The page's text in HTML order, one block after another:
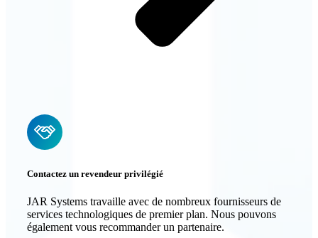
Contactez un revendeur privilégié
JAR Systems travaille avec de nombreux fournisseurs de
services technologiques de premier plan. Nous pouvons
également vous recommander un partenaire.